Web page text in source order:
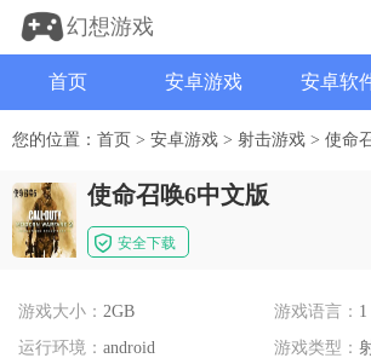
幻想游戏
首页 安卓游戏 安卓软
您的位置： 首页 > 安卓游戏 > 射击游戏 > 使命
使命召唤6中文版
安全下载
游戏大小： 2GB 游戏语言： 1
运行环境： android 游戏类型：